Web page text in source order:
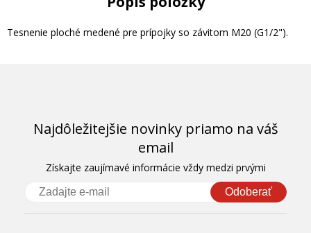
Tesnenie ploché medené pre prípojky so závitom M20 (G1/2").
Najdôležitejšie novinky priamo na váš
email
Získajte zaujímavé informácie vždy medzi prvými
Odoberať